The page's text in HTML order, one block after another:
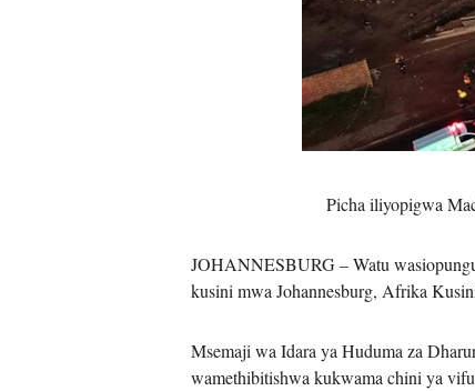
Picha iliyopigwa
JOHANNESBURG – Watu
kusini mwa Johannesburg, Afrika
Msemaji wa Idara ya Huduma za
wamethibitishwa kukwama chini ya